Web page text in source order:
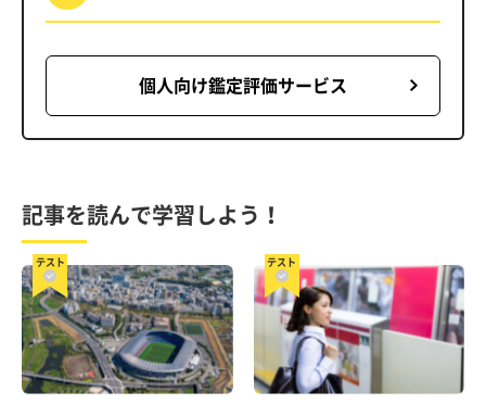
個人向け鑑定評価サービス
記事を読んで学習しよう！
テスト テスト